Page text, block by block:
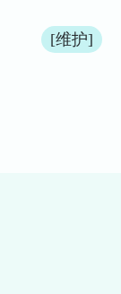
[维护]